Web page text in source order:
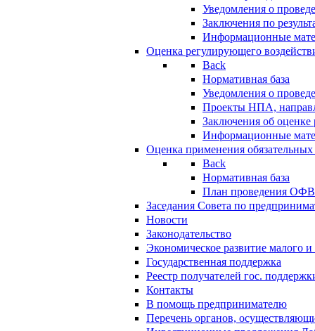
Уведомления о
Заключения по
Информационные
Оценка регулирующего
Back
Нормативная база
Уведомления о
Проекты НПА,
Заключения об
Информационные
Оценка применения
Back
Нормативная база
План проведения
Заседания Совета по
Новости
Законодательство
Экономическое развитие малого и
Государственная поддержка
Реестр получателей гос.
Контакты
В помощь предпринимателю
Перечень органов,